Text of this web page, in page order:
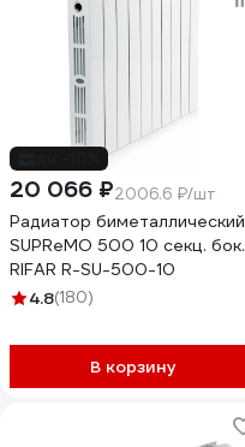
20 066 ₽2006.6 ₽/шт
Радиатор биметаллический
SUPReMO 500 10 секц. бок.
RIFAR R-SU-500-10
4.8(180)
В корзину